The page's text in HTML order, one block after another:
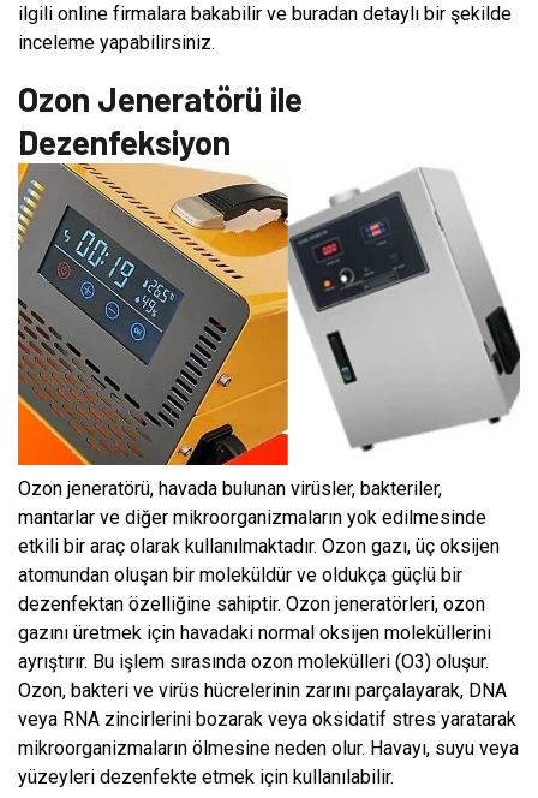
ilgili online firmalara bakabilir ve buradan detaylı bir şekilde
inceleme yapabilirsiniz.
Ozon Jeneratörü ile
Dezenfeksiyon
Ozon jeneratörü, havada bulunan virüsler, bakteriler,
mantarlar ve diğer mikroorganizmaların yok edilmesinde
etkili bir araç olarak kullanılmaktadır. Ozon gazı, üç oksijen
atomundan oluşan bir moleküldür ve oldukça güçlü bir
dezenfektan özelliğine sahiptir. Ozon jeneratörleri, ozon
gazını üretmek için havadaki normal oksijen moleküllerini
ayrıştırır. Bu işlem sırasında ozon molekülleri (O3) oluşur.
Ozon, bakteri ve virüs hücrelerinin zarını parçalayarak, DNA
veya RNA zincirlerini bozarak veya oksidatif stres yaratarak
mikroorganizmaların ölmesine neden olur. Havayı, suyu veya
yüzeyleri dezenfekte etmek için kullanılabilir.